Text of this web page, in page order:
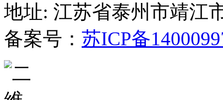
地址: 江苏省泰州市靖江
备案号： 苏ICP备